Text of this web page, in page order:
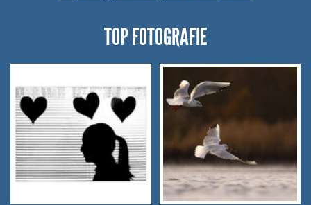
TOP FOTOGRAFIE